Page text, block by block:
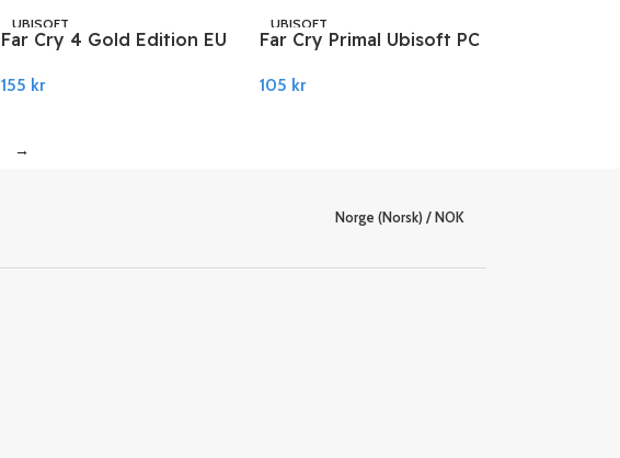
UBISOFT
Far Cry 4 Gold Edition EU
155 kr
UBISOFT
Far Cry Primal Ubisoft PC
105 kr
→
Norge (Norsk) / NOK